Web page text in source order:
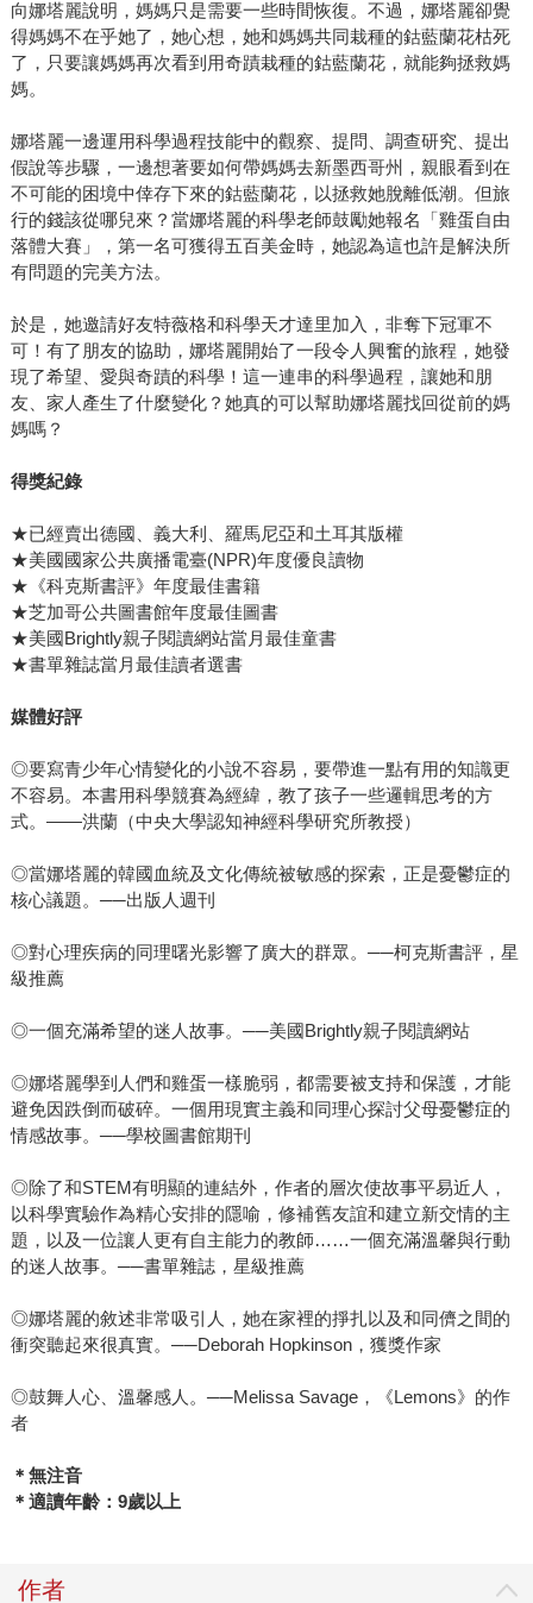
向娜塔麗說明，媽媽只是需要一些時間恢復。不過，娜塔麗卻覺
得媽媽不在乎她了，她心想，她和媽媽共同栽種的鈷藍蘭花枯死
了，只要讓媽媽再次看到用奇蹟栽種的鈷藍蘭花，就能夠拯救媽
媽。
娜塔麗一邊運用科學過程技能中的觀察、提問、調查研究、提出
假說等步驟，一邊想著要如何帶媽媽去新墨西哥州，親眼看到在
不可能的困境中倖存下來的鈷藍蘭花，以拯救她脫離低潮。但旅
行的錢該從哪兒來？當娜塔麗的科學老師鼓勵她報名「雞蛋自由
落體大賽」，第一名可獲得五百美金時，她認為這也許是解決所
有問題的完美方法。
於是，她邀請好友特薇格和科學天才達里加入，非奪下冠軍不
可！有了朋友的協助，娜塔麗開始了一段令人興奮的旅程，她發
現了希望、愛與奇蹟的科學！這一連串的科學過程，讓她和朋
友、家人產生了什麼變化？她真的可以幫助娜塔麗找回從前的媽
媽嗎？
得獎紀錄
★已經賣出德國、義大利、羅馬尼亞和土耳其版權
★美國國家公共廣播電臺(NPR)年度優良讀物
★《科克斯書評》年度最佳書籍
★芝加哥公共圖書館年度最佳圖書
★美國Brightly親子閱讀網站當月最佳童書
★書單雜誌當月最佳讀者選書
媒體好評
◎要寫青少年心情變化的小說不容易，要帶進一點有用的知識更
不容易。本書用科學競賽為經緯，教了孩子一些邏輯思考的方
式。――洪蘭（中央大學認知神經科學研究所教授）
◎當娜塔麗的韓國血統及文化傳統被敏感的探索，正是憂鬱症的
核心議題。──出版人週刊
◎對心理疾病的同理曙光影響了廣大的群眾。──柯克斯書評，星
級推薦
◎一個充滿希望的迷人故事。──美國Brightly親子閱讀網站
◎娜塔麗學到人們和雞蛋一樣脆弱，都需要被支持和保護，才能
避免因跌倒而破碎。一個用現實主義和同理心探討父母憂鬱症的
情感故事。──學校圖書館期刊
◎除了和STEM有明顯的連結外，作者的層次使故事平易近人，
以科學實驗作為精心安排的隱喻，修補舊友誼和建立新交情的主
題，以及一位讓人更有自主能力的教師……一個充滿溫馨與行動
的迷人故事。──書單雜誌，星級推薦
◎娜塔麗的敘述非常吸引人，她在家裡的掙扎以及和同儕之間的
衝突聽起來很真實。──Deborah Hopkinson，獲獎作家
◎鼓舞人心、溫馨感人。──Melissa Savage，《Lemons》的作
者
＊無注音
＊適讀年齡：9歲以上
作者